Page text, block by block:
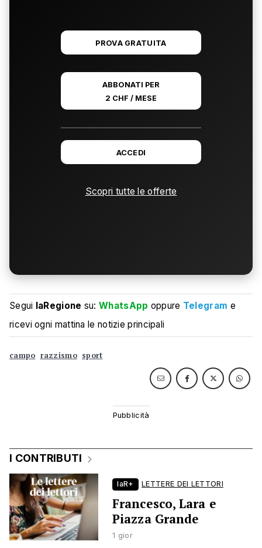
PROVA GRATUITA
ABBONATI PER
2 CHF / MESE
ACCEDI
Scopri tutte le offerte
Segui laRegione su:WhatsApp oppure Telegram e
ricevi ogni mattina le notizie principali
campo razzismo sport
I CONTRIBUTI
laR+ LETTERE DEI LETTORI
Francesco, Lara e
Piazza Grande
1 gior